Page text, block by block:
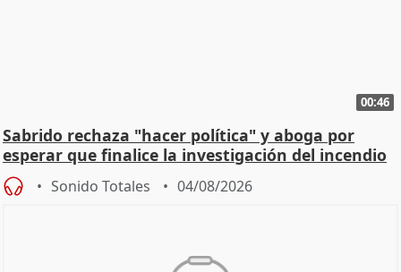
00:46
Sabrido rechaza "hacer política" y aboga por
esperar que finalice la investigación del incendio
Sonido Totales 04/08/2026